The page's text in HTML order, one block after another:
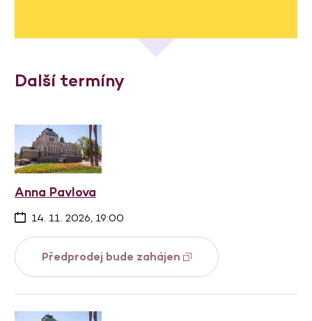
Další termíny
Anna Pavlova
14. 11. 2026, 19:00
Předprodej bude zahájen